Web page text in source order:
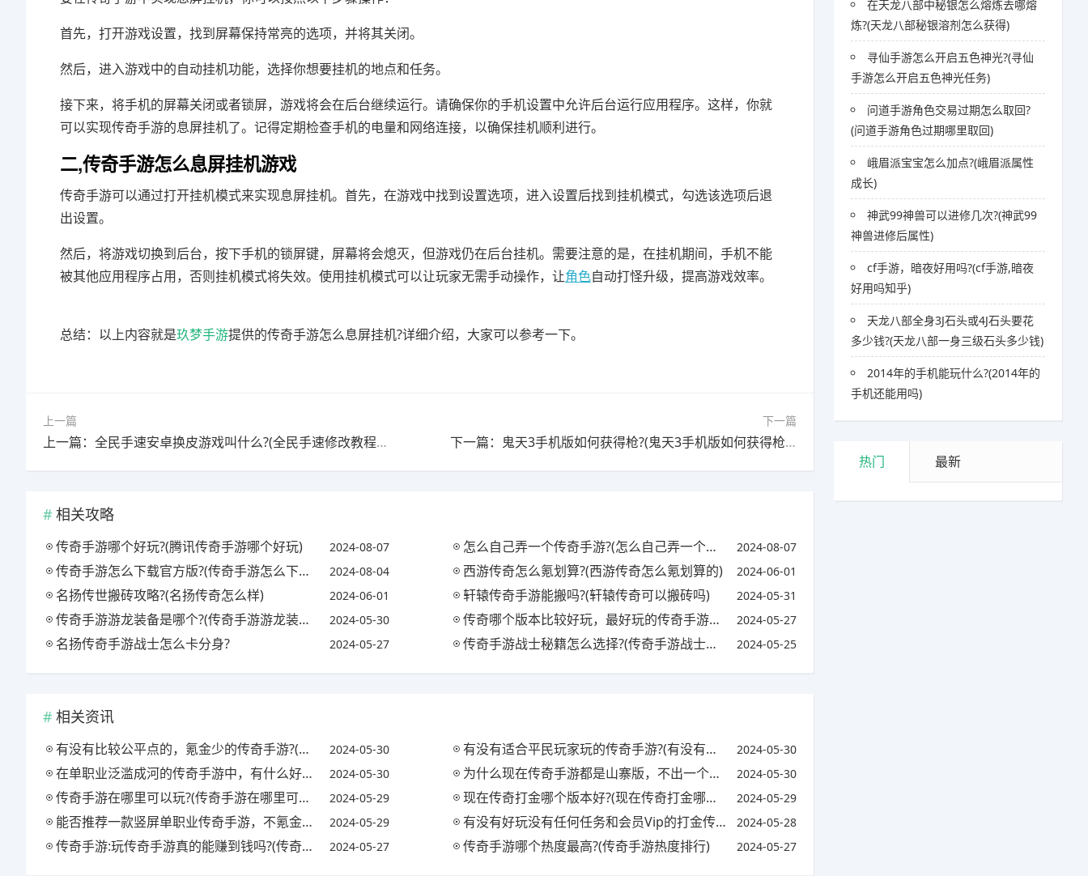
首先，打开游戏设置，找到屏幕保持常亮的选项，并将其关闭。
然后，进入游戏中的自动挂机功能，选择你想要挂机的地点和任务。
接下来，将手机的屏幕关闭或者锁屏，游戏将会在后台继续运行。请确保你的手机设置中允许后台运行应用程序。这样，你就
可以实现传奇手游的息屏挂机了。记得定期检查手机的电量和网络连接，以确保挂机顺利进行。
二,传奇手游怎么息屏挂机游戏
传奇手游可以通过打开挂机模式来实现息屏挂机。首先，在游戏中找到设置选项，进入设置后找到挂机模式，勾选该选项后退
出设置。
然后，将游戏切换到后台，按下手机的锁屏键，屏幕将会熄灭，但游戏仍在后台挂机。需要注意的是，在挂机期间，手机不能
被其他应用程序占用，否则挂机模式将失效。使用挂机模式可以让玩家无需手动操作，让角色自动打怪升级，提高游戏效率。
总结：以上内容就是玖梦手游提供的传奇手游怎么息屏挂机?详细介绍，大家可以参考一下。
上一篇
上一篇：全民手速安卓换皮游戏叫什么?(全民手速修改教程视频)
下一篇
下一篇：鬼天3手机版如何获得枪?(鬼天3手机版如何获得枪支)
相关攻略
传奇手游哪个好玩?(腾讯传奇手游哪个好玩) 2024-08-07 怎么自己弄一个传奇手游?(怎么自己弄一个传奇手游号) 2024-08-07
传奇手游怎么下载官方版?(传奇手游怎么下载官方版的) 2024-08-04 西游传奇怎么氪划算?(西游传奇怎么氪划算的) 2024-06-01
名扬传世搬砖攻略?(名扬传奇怎么样) 2024-06-01 轩辕传奇手游能搬吗?(轩辕传奇可以搬砖吗) 2024-05-31
传奇手游游龙装备是哪个?(传奇手游游龙装备是哪个技能) 2024-05-30 传奇哪个版本比较好玩，最好玩的传奇手游排行榜?(传奇哪种版本好玩) 2024-05-27
名扬传奇手游战士怎么卡分身? 2024-05-27 传奇手游战士秘籍怎么选择?(传奇手游战士秘籍怎么选择的) 2024-05-25
相关资讯
有没有比较公平点的，氪金少的传奇手游?(有没有比较公平点的,氪金少的传奇手游推荐) 2024-05-30 有没有适合平民玩家玩的传奇手游?(有没有适合平民玩家玩的传奇手游推荐) 2024-05-30
在单职业泛滥成河的传奇手游中，有什么好的复古版传奇手游?(最火复古传奇手游) 2024-05-30 为什么现在传奇手游都是山寨版，不出一个真传奇手游?(传奇手游都是假的) 2024-05-30
传奇手游在哪里可以玩?(传奇手游在哪里可以玩游戏) 2024-05-29 现在传奇打金哪个版本好?(现在传奇打金哪个版本好用) 2024-05-29
能否推荐一款竖屏单职业传奇手游，不氪金也能玩的那种?(求一款竖屏传奇手游) 2024-05-29 有没有好玩没有任何任务和会员Vip的打金传奇手游给推荐一下?(无充值打金传奇手游) 2024-05-28
传奇手游:玩传奇手游真的能赚到钱吗?(传奇手游:玩传奇手游真的能赚到钱吗知乎) 2024-05-27 传奇手游哪个热度最高?(传奇手游热度排行) 2024-05-27
在天龙八部中秘银怎么熔炼去哪熔
炼?(天龙八部秘银溶剂怎么获得)
寻仙手游怎么开启五色神光?(寻仙
手游怎么开启五色神光任务)
问道手游角色交易过期怎么取回?
(问道手游角色过期哪里取回)
峨眉派宝宝怎么加点?(峨眉派属性
成长)
神武99神兽可以进修几次?(神武99
神兽进修后属性)
cf手游，暗夜好用吗?(cf手游,暗夜
好用吗知乎)
天龙八部全身3J石头或4J石头要花
多少钱?(天龙八部一身三级石头多少钱)
2014年的手机能玩什么?(2014年的
手机还能用吗)
热门 最新